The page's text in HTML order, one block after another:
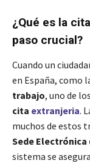
¿Qué es la
paso crucial?
Cuando un
en España, como
trabajo, uno de
cita extranjeria.
muchos de estos
Sede Electrónica
sistema se